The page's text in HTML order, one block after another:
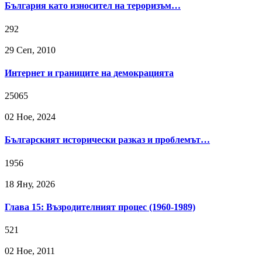
България като износител на тероризъм…
292
29 Сeп, 2010
Интернет и границите на демокрацията
25065
02 Ное, 2024
Българският исторически разказ и проблемът…
1956
18 Яну, 2026
Глава 15: Възродителният процес (1960-1989)
521
02 Ное, 2011